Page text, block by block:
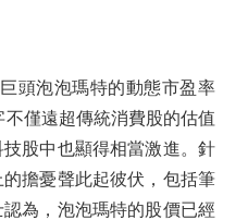
泡泡瑪特的動態市盈率
不僅遠超傳統消費股的估值
股中也顯得相當激進。針
擔憂聲此起彼伏，包括筆
為，泡泡瑪特的股價已經